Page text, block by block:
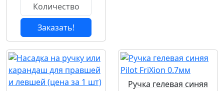
Заказать!
Ручка гелевая синяя